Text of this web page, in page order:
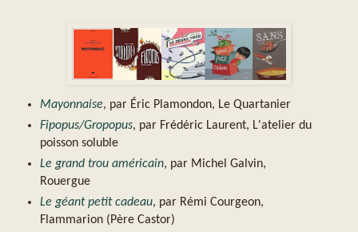
Mayonnaise, par Éric Plamondon, Le Quartanier
Fipopus/Gropopus, par Frédéric Laurent, L'atelier du
poisson soluble
Le grand trou américain, par Michel Galvin,
Rouergue
Le géant petit cadeau, par Rémi Courgeon,
Flammarion (Père Castor)